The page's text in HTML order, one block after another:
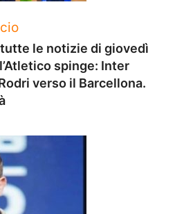
le notizie di giovedì
spinge: Inter
verso il Barcellona.